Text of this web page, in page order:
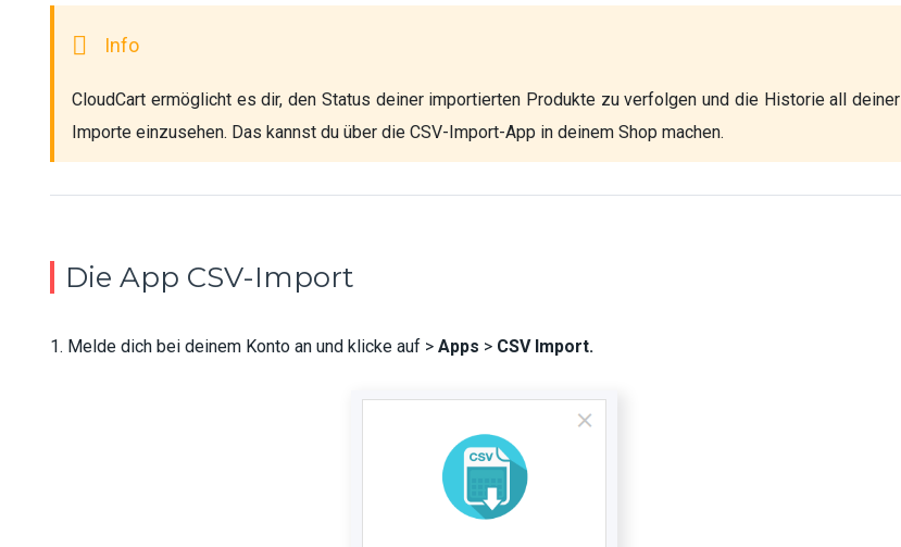
CloudCart ermöglicht es dir, den Status deiner importierten Produkte zu verfolgen und die Historie all deiner
Importe einzusehen. Das kannst du über die CSV-Import-App in deinem Shop machen.
Die App CSV-Import
1. Melde dich bei deinem Konto an und klicke auf >Apps > CSV Import.